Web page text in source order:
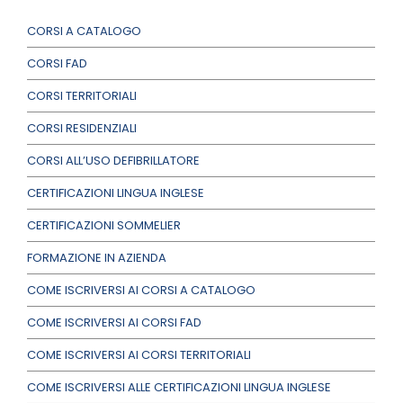
CORSI A CATALOGO
CORSI FAD
CORSI TERRITORIALI
CORSI RESIDENZIALI
CORSI ALL’USO DEFIBRILLATORE
CERTIFICAZIONI LINGUA INGLESE
CERTIFICAZIONI SOMMELIER
FORMAZIONE IN AZIENDA
COME ISCRIVERSI AI CORSI A CATALOGO
COME ISCRIVERSI AI CORSI FAD
COME ISCRIVERSI AI CORSI TERRITORIALI
COME ISCRIVERSI ALLE CERTIFICAZIONI LINGUA INGLESE